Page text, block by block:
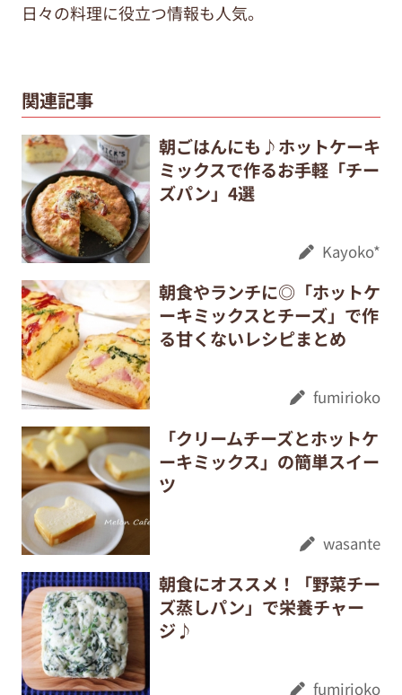
日々の料理に役立つ情報も人気。
関連記事
朝ごはんにも♪ホットケーキ
ミックスで作るお手軽「チー
ズパン」4選
Kayoko*
朝食やランチに◎「ホットケ
ーキミックスとチーズ」で作
る甘くないレシピまとめ
fumirioko
「クリームチーズとホットケ
ーキミックス」の簡単スイー
ツ
wasante
朝食にオススメ！「野菜チー
ズ蒸しパン」で栄養チャー
ジ♪
fumirioko